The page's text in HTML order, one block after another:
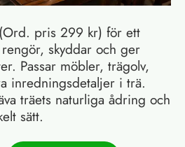
pris 299 kr) för ett
skyddar och ger
Passar möbler, trägolv,
inredningsdetaljer i trä.
träets naturliga ådring och
sätt.